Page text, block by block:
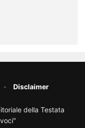
Disclaimer
della Testata